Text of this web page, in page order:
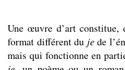
Une œuvre d’art constitue,
format différent du jede
mais qui fonctionne en